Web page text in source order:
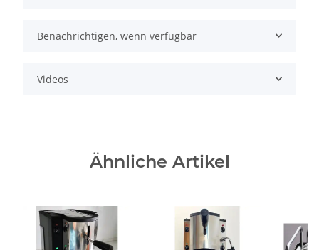
Benachrichtigen, wenn verfügbar
Videos
Ähnliche Artikel